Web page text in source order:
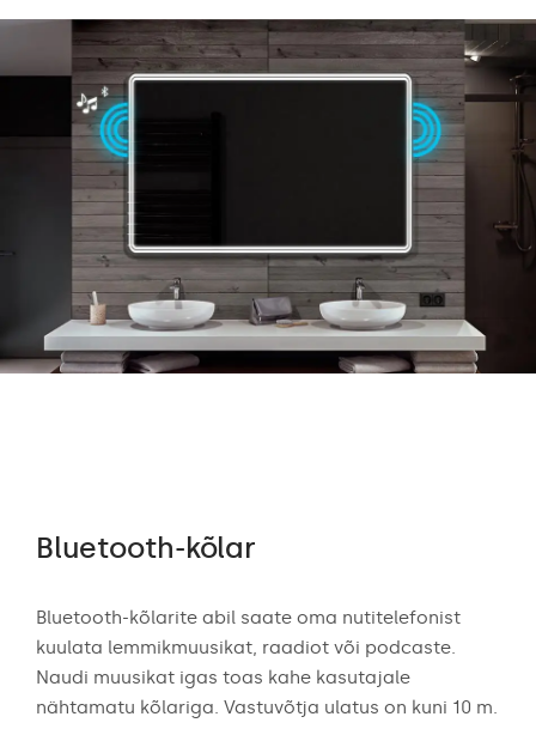
Bluetooth-kõlar
Bluetooth-kõlarite abil saate oma nutitelefonist
kuulata lemmikmuusikat, raadiot või podcaste.
Naudi muusikat igas toas kahe kasutajale
nähtamatu kõlariga. Vastuvõtja ulatus on kuni 10 m.